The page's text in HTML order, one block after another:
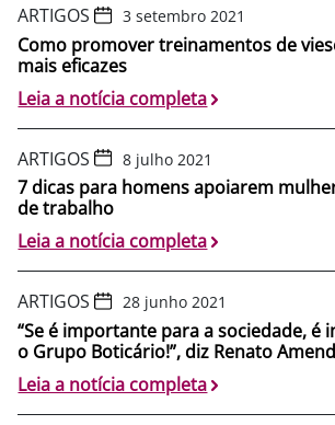
ARTIGOS 3 setembro 2021
Como promover treinamentos de
mais eficazes
Leia a notícia completa
ARTIGOS 8 julho 2021
7 dicas para homens apoiarem
de trabalho
Leia a notícia completa
ARTIGOS 28 junho 2021
“Se é importante para a sociedade, é
o Grupo Boticário!”, diz Renato
Leia a notícia completa